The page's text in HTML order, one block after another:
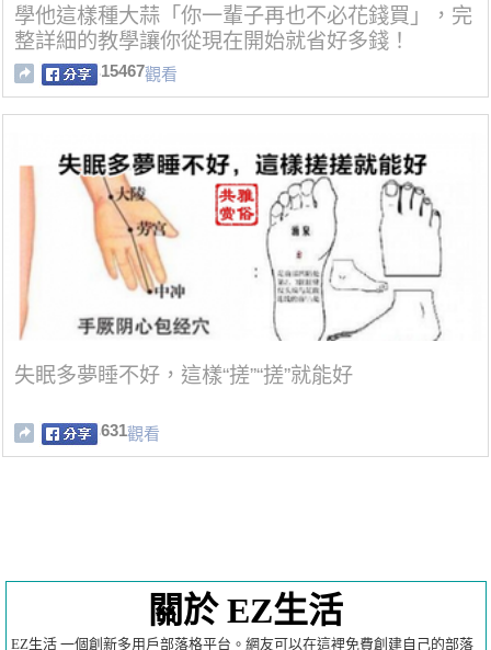
學他這樣種大蒜「你一輩子再也不必花錢買」，完
整詳細的教學讓你從現在開始就省好多錢！
15467觀看
失眠多夢睡不好，這樣“搓”“搓”就能好
631觀看
關於 EZ生活
EZ生活 一個創新多用戶部落格平台。網友可以在這裡免費創建自己的部落